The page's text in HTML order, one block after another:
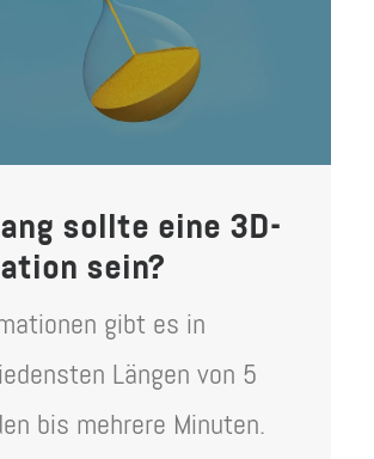
sollte eine 3D-
sein?
gibt es in
Längen von 5
bis mehrere Minuten.